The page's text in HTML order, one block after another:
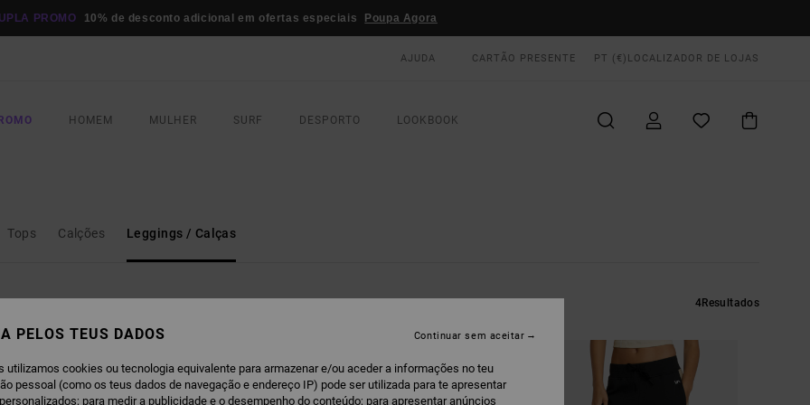
PROMO 10% de desconto adicional em ofertas especiais Poupa Agora
AJUDA CARTÃO PRESENTE PT (€) LOCALIZADOR DE LOJAS
HOMEM MULHER SURF DESPORTO LOOKBOOK
Tops Calções Leggings / Calças
4Resultados
PELOS TEUS DADOS
utilizamos cookies ou tecnologia equivalente para armazenar e/ou aceder a informações no teu
pessoal (como os teus dados de navegação e endereço IP) pode ser utilizada para te apresentar
para medir a publicidade e o desempenho do conteúdo; para apresentar anúncios
Continuar sem aceitar